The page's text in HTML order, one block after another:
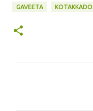
GAVEETA KOTAKKADO